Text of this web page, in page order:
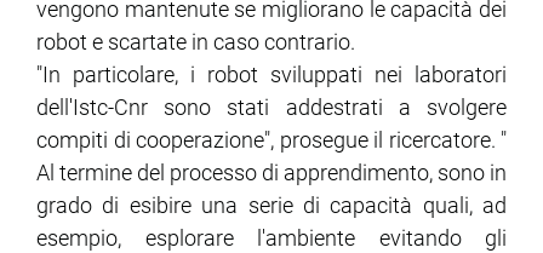
vengono mantenute se migliorano le capacità dei
robot e scartate in caso contrario.
"In particolare, i robot sviluppati nei laboratori
dell'Istc-Cnr sono stati addestrati a svolgere
compiti di cooperazione", prosegue il ricercatore. "
Al termine del processo di apprendimento, sono in
grado di esibire una serie di capacità quali, ad
esempio, esplorare l'ambiente evitando gli